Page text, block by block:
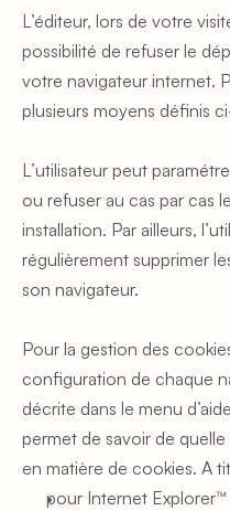
L’éditeur, lors de votre
possibilité de refuser le
votre navigateur internet.
plusieurs moyens définis
L’utilisateur peut
ou refuser au cas par cas
installation. Par ailleurs,
régulièrement supprimer
son navigateur.
Pour la gestion des
configuration de chaque
décrite dans le menu
permet de savoir de
en matière de cookies. A